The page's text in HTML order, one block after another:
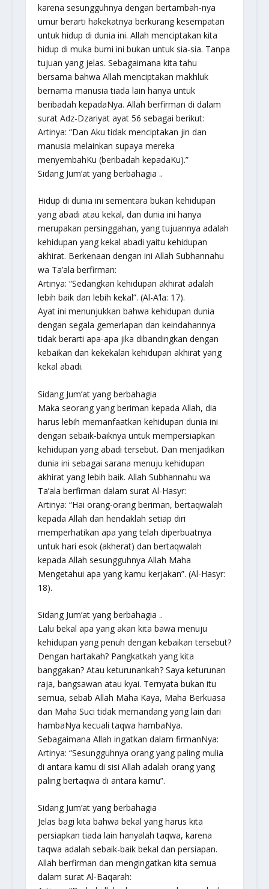
karena sesungguhnya dengan bertambah-nya
umur berarti hakekatnya berkurang kesempatan
untuk hidup di dunia ini. Allah menciptakan kita
hidup di muka bumi ini bukan untuk sia-sia. Tanpa
tujuan yang jelas. Sebagaimana kita tahu
bersama bahwa Allah menciptakan makhluk
bernama manusia tiada lain hanya untuk
beribadah kepadaNya. Allah berfirman di dalam
surat Adz-Dzariyat ayat 56 sebagai berikut:
Artinya: “Dan Aku tidak menciptakan jin dan
manusia melainkan supaya mereka
menyembahKu (beribadah kepadaKu).”
Sidang Jum’at yang berbahagia ..
Hidup di dunia ini sementara bukan kehidupan
yang abadi atau kekal, dan dunia ini hanya
merupakan persinggahan, yang tujuannya adalah
kehidupan yang kekal abadi yaitu kehidupan
akhirat. Berkenaan dengan ini Allah Subhannahu
wa Ta’ala berfirman:
Artinya: “Sedangkan kehidupan akhirat adalah
lebih baik dan lebih kekal”. (Al-A’la: 17).
Ayat ini menunjukkan bahwa kehidupan dunia
dengan segala gemerlapan dan keindahannya
tidak berarti apa-apa jika dibandingkan dengan
kebaikan dan kekekalan kehidupan akhirat yang
kekal abadi.
Sidang Jum’at yang berbahagia
Maka seorang yang beriman kepada Allah, dia
harus lebih memanfaatkan kehidupan dunia ini
dengan sebaik-baiknya untuk mempersiapkan
kehidupan yang abadi tersebut. Dan menjadikan
dunia ini sebagai sarana menuju kehidupan
akhirat yang lebih baik. Allah Subhannahu wa
Ta’ala berfirman dalam surat Al-Hasyr:
Artinya: “Hai orang-orang beriman, bertaqwalah
kepada Allah dan hendaklah setiap diri
memperhatikan apa yang telah diperbuatnya
untuk hari esok (akherat) dan bertaqwalah
kepada Allah sesungguhnya Allah Maha
Mengetahui apa yang kamu kerjakan”. (Al-Hasyr:
18).
Sidang Jum’at yang berbahagia ..
Lalu bekal apa yang akan kita bawa menuju
kehidupan yang penuh dengan kebaikan tersebut?
Dengan hartakah? Pangkatkah yang kita
banggakan? Atau keturunankah? Saya keturunan
raja, bangsawan atau kyai. Ternyata bukan itu
semua, sebab Allah Maha Kaya, Maha Berkuasa
dan Maha Suci tidak memandang yang lain dari
hambaNya kecuali taqwa hambaNya.
Sebagaimana Allah ingatkan dalam firmanNya:
Artinya: “Sesungguhnya orang yang paling mulia
di antara kamu di sisi Allah adalah orang yang
paling bertaqwa di antara kamu”.
Sidang Jum’at yang berbahagia
Jelas bagi kita bahwa bekal yang harus kita
persiapkan tiada lain hanyalah taqwa, karena
taqwa adalah sebaik-baik bekal dan persiapan.
Allah berfirman dan mengingatkan kita semua
dalam surat Al-Baqarah: